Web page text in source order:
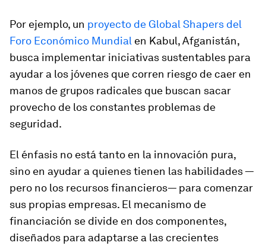
Por ejemplo, un proyecto de Global Shapers del
Foro Económico Mundial en Kabul, Afganistán,
busca implementar iniciativas sustentables para
ayudar a los jóvenes que corren riesgo de caer en
manos de grupos radicales que buscan sacar
provecho de los constantes problemas de
seguridad.
El énfasis no está tanto en la innovación pura,
sino en ayudar a quienes tienen las habilidades —
pero no los recursos financieros— para comenzar
sus propias empresas. El mecanismo de
financiación se divide en dos componentes,
diseñados para adaptarse a las crecientes